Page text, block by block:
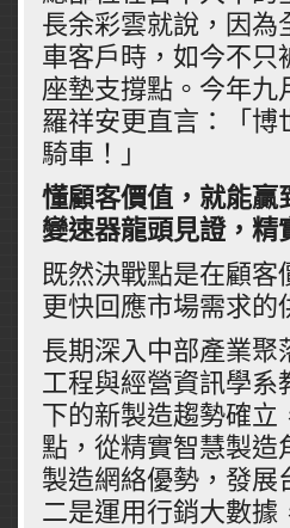
長余彩雲就說，因為
車客戶時，如今不只
座墊支撐點。今年九
羅祥安更直言：「博
騎車！」
懂顧客價值，就能贏
變速器龍頭見證，精
既然決戰點是在顧
更快回應市場需求的
長期深入中部產業聚
工程與經營資訊學系
下的新製造趨勢確立
點，從精實智慧製造
製造網絡優勢，發展
二是運用行銷大數據